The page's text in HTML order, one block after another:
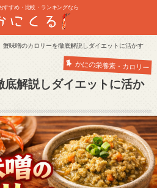
すすめ・比較・ランキングなら
蟹味噌のカロリーを徹底解説しダイエットに活かす
かにの栄養素・カロリー
解説しダイエットに活か